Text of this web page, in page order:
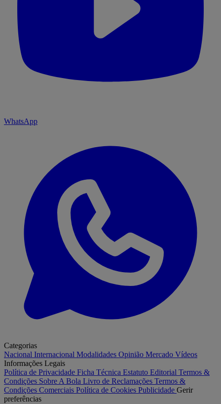
WhatsApp
Categorias
Nacional Internacional Modalidades Opinião Mercado Vídeos
Informações Legais
Política de Privacidade Ficha Técnica Estatuto Editorial Termos &
Condições Sobre A Bola Livro de Reclamações Termos &
Condições Comerciais Política de Cookies Publicidade Gerir
preferências